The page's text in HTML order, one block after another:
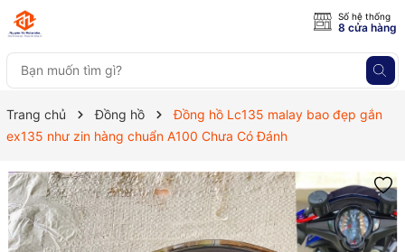
Số hệ thống
8 cửa hàng
Trang chủ Đồng hồ
Đồng hồ Lc135 malay bao đẹp gắn
ex135 như zin hàng chuẩn A100 Chưa Có Đánh